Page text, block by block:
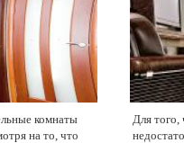
комнаты
на то, что
Для того,